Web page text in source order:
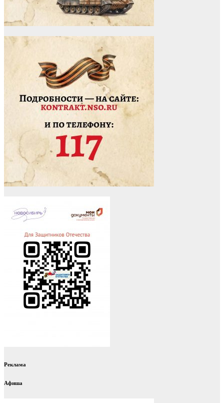
Реклама
Афиша